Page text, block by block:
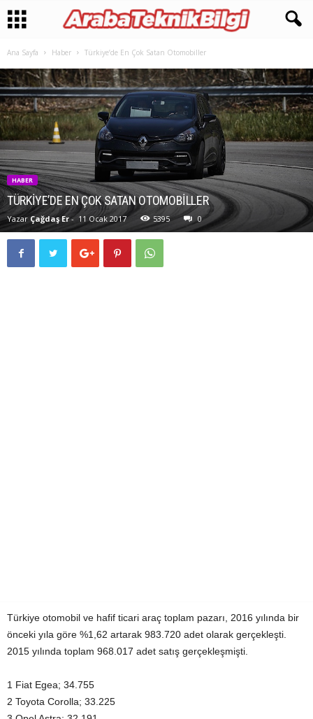
Ana Sayfa Haber Türkiye’de En Çok Satan Otomobiller
HABER
TÜRKIYE’DE EN ÇOK SATAN OTOMOBILLER
Yazar Çağdaş Er- 11 Ocak 2017 5395 0
Türkiye otomobil ve hafif ticari araç toplam pazarı, 2016 yılında bir
önceki yıla göre %1,62 artarak 983.720 adet olarak gerçekleşti.
2015 yılında toplam 968.017 adet satış gerçekleşmişti.
1 Fiat Egea; 34.755
2 Toyota Corolla; 33.225